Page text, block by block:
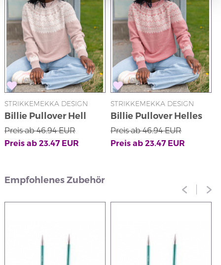
STRIKKEMEKKA DESIGN
Billie Pullover Hell
Beige
Preis ab 46.94EUR
Preis ab 23.47EUR
STRIKKEMEKKA DESIGN
Billie Pullover Helles
Korall
Preis ab 46.94EUR
Preis ab 23.47EUR
Empfohlenes Zubehör